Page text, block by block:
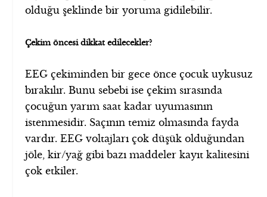
olduğu şeklinde bir yoruma gidilebilir.
Çekim öncesi dikkat edilecekler?
EEG çekiminden bir gece önce çocuk uykusuz
bırakılır. Bunu sebebi ise çekim sırasında
çocuğun yarım saat kadar uyumasının
istenmesidir. Saçının temiz olmasında fayda
vardır. EEG voltajları çok düşük olduğundan
jöle, kir/yağ gibi bazı maddeler kayıt kalitesini
çok etkiler.